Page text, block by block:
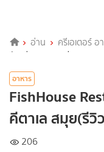
อ่าน ครีเอเตอร์ อ
ตัน คีตาเล สมุย(รีวิว)
อาหาร
FishHouse
คีตาเล สมุย(รีวิ
206